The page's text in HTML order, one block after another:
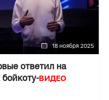
18 ноября 2025
ответил на
ВИДЕО